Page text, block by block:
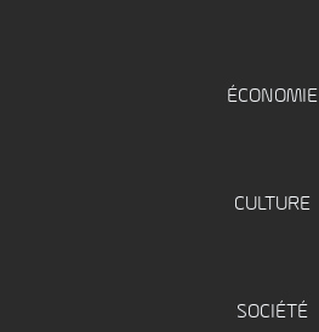
ÉCONOMIE
CULTURE
SOCIÉTÉ